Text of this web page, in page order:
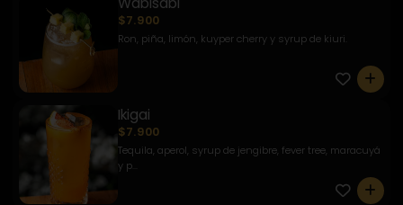
$7.900
Ron, piña, limón, kuyper cherry y syrup de kiuri.
0
Ikigai
$7.900
Tequila, aperol, syrup de jengibre, fever tree, maracuyá
y p...
0